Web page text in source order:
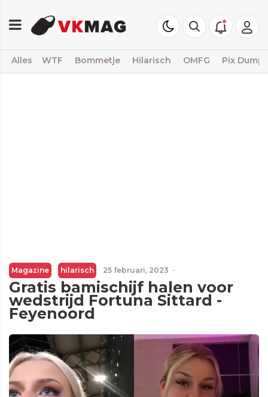
Alles WTF Bommetje Hilarisch OMFG Pix Dump
Magazine hilarisch 25 februari, 2023 ·
Gratis bamischijf halen voor
wedstrijd Fortuna Sittard -
Feyenoord